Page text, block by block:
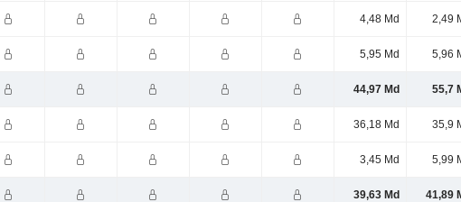
4,48 Md 2,49
5,95 Md 5,96
44,97 Md 55,7
36,18 Md 35,9
3,45 Md 5,99
39,63 Md 41,89